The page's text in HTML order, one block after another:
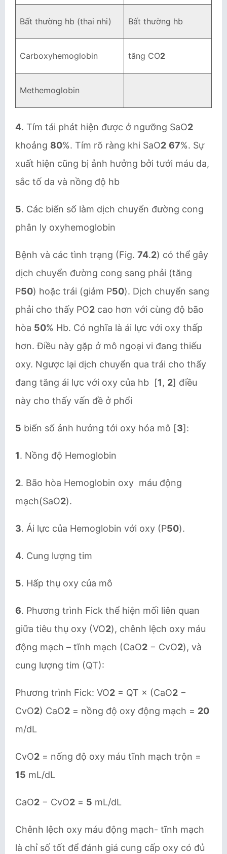
Bất thường hb (thai nhi) Bất thường hb
Carboxyhemoglobin tăng CO2
Methemoglobin
4. Tím tái phát hiện được ở ngưỡng SaO2
khoảng 80%. Tím rõ ràng khi SaO2 67%. Sự
xuất hiện cũng bị ảnh hưởng bởi tưới máu da,
sắc tố da và nồng độ hb
5. Các biến số làm dịch chuyển đường cong
phân ly oxyhemoglobin
Bệnh và các tình trạng (Fig. 74.2) có thể gây
dịch chuyển đường cong sang phải (tăng
P50) hoặc trái (giảm P50). Dịch chuyển sang
phải cho thấy PO2 cao hơn với cùng độ bão
hòa 50% Hb. Có nghĩa là ái lực với oxy thấp
hơn. Điều này gặp ở mô ngoại vi đang thiếu
oxy. Ngược lại dịch chuyển qua trái cho thấy
đang tăng ái lực với oxy của hb [1, 2] điều
này cho thấy vấn đề ở phổi
5 biến số ảnh hưởng tới oxy hóa mô [3]:
1. Nồng độ Hemoglobin
2. Bão hòa Hemoglobin oxy máu động
mạch(SaO2).
3. Ái lực của Hemoglobin với oxy (P50).
4. Cung lượng tim
5. Hấp thụ oxy của mô
6. Phương trình Fick thể hiện mối liên quan
giữa tiêu thụ oxy (VO2), chênh lệch oxy máu
động mạch – tĩnh mạch (CaO2 − CvO2), và
cung lượng tim (QT):
Phương trình Fick: VO2 = QT × (CaO2 −
CvO2) CaO2 = nồng độ oxy động mạch = 20
m/dL
CvO2 = nống độ oxy máu tĩnh mạch trộn =
15 mL/dL
CaO2 − CvO2 = 5 mL/dL
Chênh lệch oxy máu động mạch- tĩnh mạch
là chỉ số tốt để đánh giá cung cấp oxy có đủ